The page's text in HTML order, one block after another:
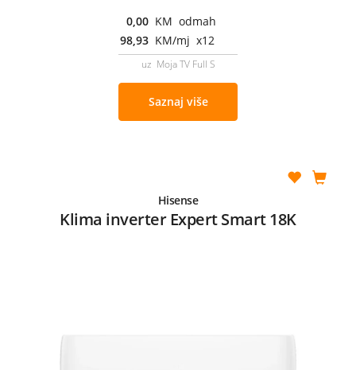
0,00 KM odmah
98,93 KM/mj x12
uz Moja TV Full S
Saznaj više
Hisense
Klima inverter Expert Smart 18K